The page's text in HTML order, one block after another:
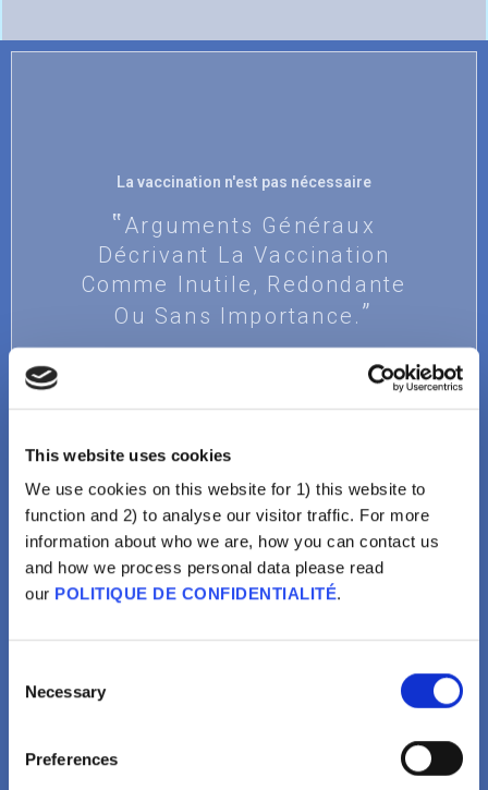
This website uses cookies
We use cookies on this website for 1) this website to
function and 2) to analyse our visitor traffic. For more
information about who we are, how you can contact us
and how we process personal data please read
our POLITIQUE DE CONFIDENTIALITÉ.
Selection
Necessary
Preferences
La vaccination n'est pas nécessaire
Arguments Généraux
Décrivant La Vaccination
Comme Inutile, Redondante
Ou Sans Importance.
Une Bonne Hygiène De Vie,
La Religion, Être En Bonne
Immunitaires Naturelles